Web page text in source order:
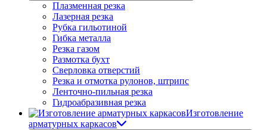
Плазменная резка
Лазерная резка
Рубка гильотиной
Гибка металла
Резка газом
Размотка бухт
Сверловка отверстий
Резка и отмотка рулонов, штрипс
Ленточно-пильная резка
Гидроабразивная резка
Изготовление
арматурных каркасов